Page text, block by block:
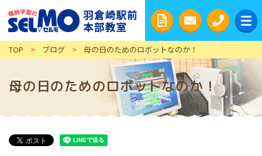
TOP > ブログ > 母の日のためのロボットなのか！
母の日のためのロボットなのか！